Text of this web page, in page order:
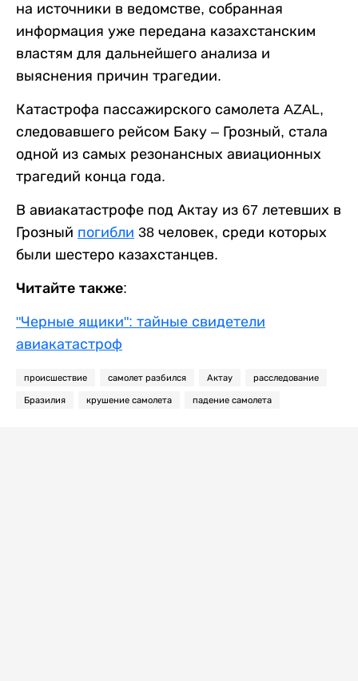
на источники в ведомстве, собранная
информация уже передана казахстанским
властям для дальнейшего анализа и
выяснения причин трагедии.
Катастрофа пассажирского самолета AZAL,
следовавшего рейсом Баку – Грозный, стала
одной из самых резонансных авиационных
трагедий конца года.
В авиакатастрофе под Актау из 67 летевших в
Грозный погибли 38 человек, среди которых
были шестеро казахстанцев.
Читайте также:
"Черные ящики": тайные свидетели
авиакатастроф
происшествие самолет разбился Актау расследование
Бразилия крушение самолета падение самолета